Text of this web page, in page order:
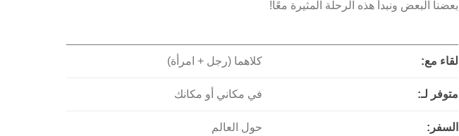
بعضنا البعض ونبدأ هذه الرحلة المثيرة معًا!
لقاء مع: كلاهما (رجل + امرأة)
متوفر لـ: في مكاني أو مكانك
السفر: حول العالم